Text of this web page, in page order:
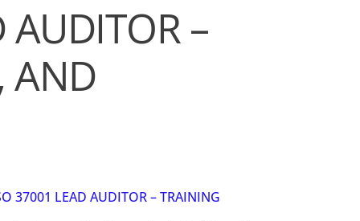
AUDITOR –
AND
37001 LEAD AUDITOR – TRAINING